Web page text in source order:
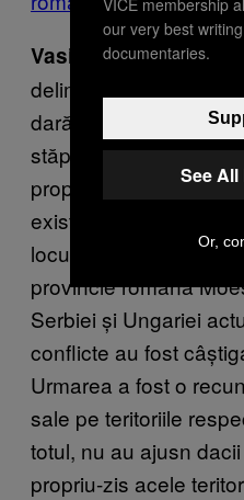
Vasile Cotiugă: E
delimitat precis
darămite să calculezi
stăpânirea lui
propriu-zis, cu granițe
existat conflicte cu
locuiau la sud de
provincie romană
Serbiei și Ungariei
conflicte au fost
Urmarea a fost o
sale pe teritoriile
totul, nu au ajusn
propriu-zis acele
our very best
documentaries.
See
Or,